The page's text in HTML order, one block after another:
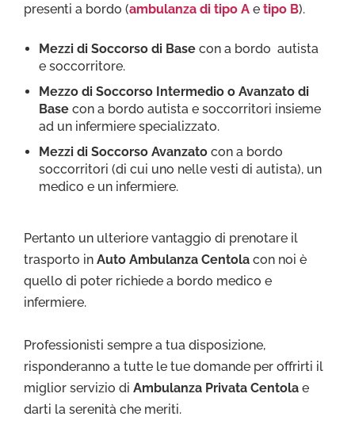
presenti a bordo (ambulanza di tipo A e tipo B).
Mezzi di Soccorso di Basecon a bordo autista
e soccorritore.
Mezzo di Soccorso Intermedio o Avanzato di
Basecon a bordo autista e soccorritori insieme
ad un infermiere specializzato.
Mezzi di Soccorso Avanzatocon a bordo
soccorritori (di cui uno nelle vesti di autista), un
medico e un infermiere.
Pertanto un ulteriore vantaggio di prenotare il
trasporto in Auto Ambulanza Centola con noi è
quello di poter richiede a bordo medico e
infermiere.
Professionisti sempre a tua disposizione,
risponderanno a tutte le tue domande per offrirti il
miglior servizio di Ambulanza Privata Centola e
darti la serenità che meriti.